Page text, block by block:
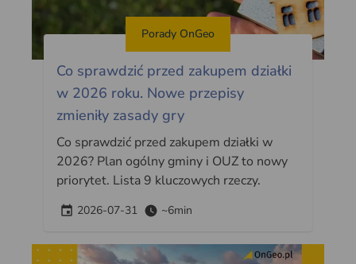
Porady OnGeo
Co sprawdzić przed zakupem działki
w 2026 roku. Nowe przepisy
zmieniły zasady gry
Co sprawdzić przed zakupem działki w
2026? Plan ogólny gminy i OUZ to nowy
priorytet. Lista 9 kluczowych rzeczy.
2026-07-31 ~6min